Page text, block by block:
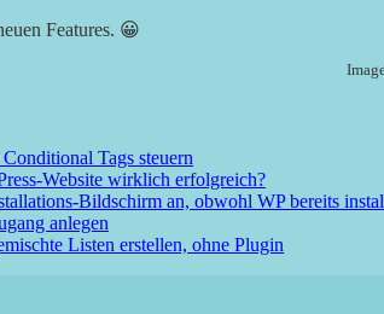
Features. 😀
Tags steuern
Website wirklich erfolgreich?
Bildschirm an, obwohl WP bereits
anlegen
Listen erstellen, ohne Plugin